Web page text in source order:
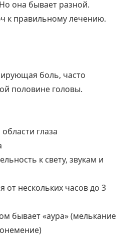
она бывает разной.
к правильному лечению.
боль, часто
половине головы.
глаза
к свету, звукам и
от нескольких часов до 3
бывает «аура» (мелькание